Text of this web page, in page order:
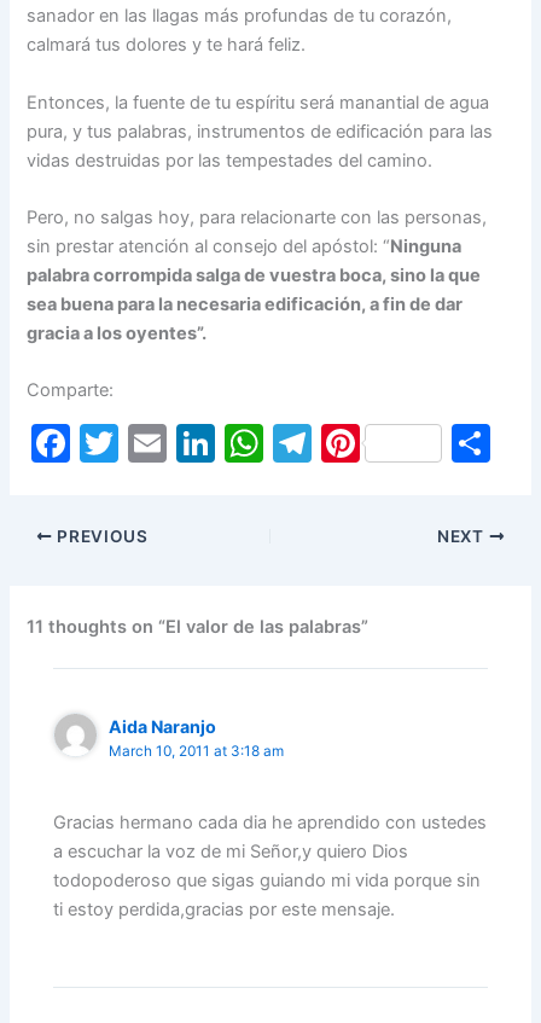
sanador en las llagas más profundas de tu corazón,
calmará tus dolores y te hará feliz.
Entonces, la fuente de tu espíritu será manantial de agua
pura, y tus pala­bras, instrumentos de edificación para las
vidas destruidas por las tempestades del camino.
Pero, no salgas hoy, para relacionarte con las personas,
sin prestar atención al consejo del apóstol: “Ninguna
palabra corrompida salga de vuestra boca, sino la que
sea buena para la necesaria edificación, a fin de dar
gracia a los oyentes”.
Comparte:
F
c
o
o
k
T
itt
er
E
Li
n
W
p
p
T
m
Pi
ar
PREVIOUS NEXT
11 thoughts on “El valor de las palabras”
Aida Naranjo
March 10, 2011 at 3:18 am
Gracias hermano cada dia he aprendido con ustedes
a escuchar la voz de mi Señor,y quiero Dios
todopoderoso que sigas guiando mi vida porque sin
ti estoy perdida,gracias por este mensaje.